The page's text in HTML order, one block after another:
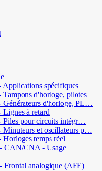
Applications spécifiques
d'horloge, pilotes
Générateurs d'horloge, PL…
Lignes à retard
Piles pour circuits intégr…
Minuteurs et oscillateurs p…
temps réel
CAN/CNA - Usage
Frontal analogique (AFE)